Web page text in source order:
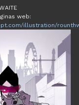
web:
illustration/